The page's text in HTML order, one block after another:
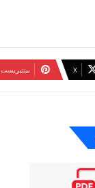
‫X بينتيريست